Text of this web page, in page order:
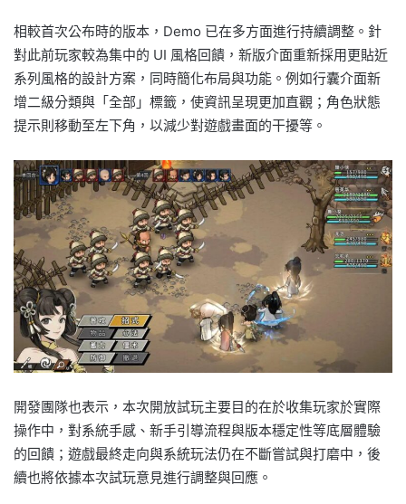
相較首次公布時的版本，Demo 已在多方面進行持續調整。針
對此前玩家較為集中的 UI 風格回饋，新版介面重新採用更貼近
系列風格的設計方案，同時簡化布局與功能。例如行囊介面新
增二級分類與「全部」標籤，使資訊呈現更加直觀；角色狀態
提示則移動至左下角，以減少對遊戲畫面的干擾等。
開發團隊也表示，本次開放試玩主要目的在於收集玩家於實際
操作中，對系統手感、新手引導流程與版本穩定性等底層體驗
的回饋；遊戲最終走向與系統玩法仍在不斷嘗試與打磨中，後
續也將依據本次試玩意見進行調整與回應。